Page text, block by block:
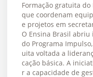
Formação gratuita
que coordenam
e projetos em
O Ensina Brasil abriu
do Programa
uita voltada a
cação básica. A
r a capacidade de